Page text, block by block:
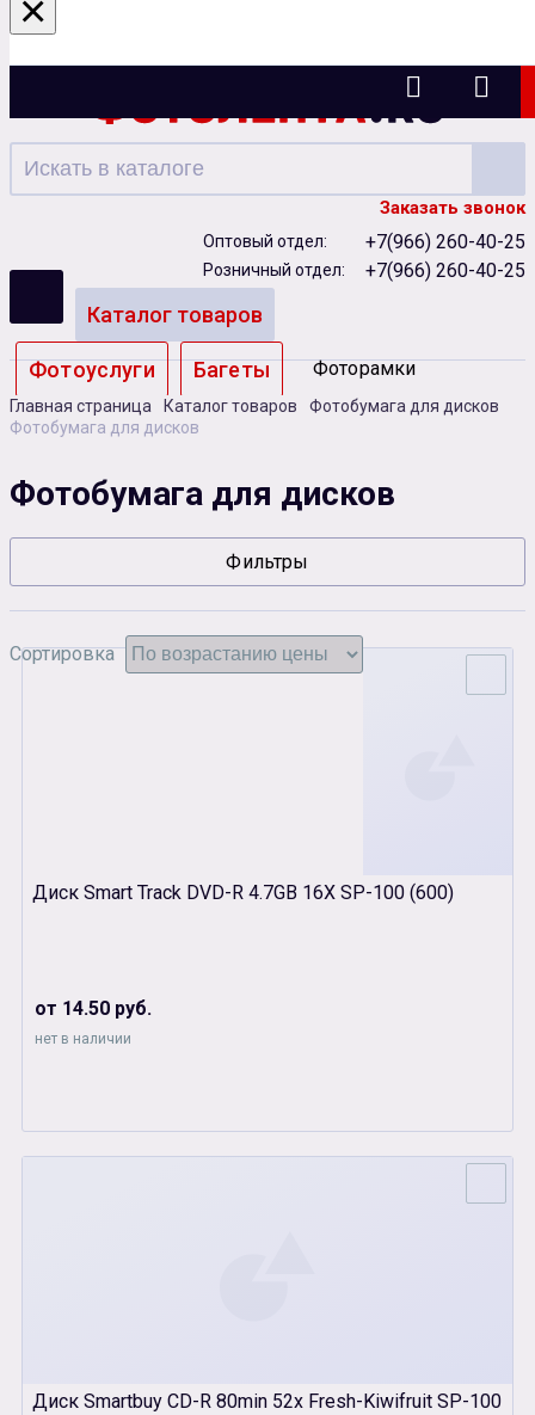
Ижевск
Заказать звонок
Оптовый отдел: +7(966) 260-40-25
Розничный отдел: +7(966) 260-40-25
Каталог товаров
Фотоуслуги Багеты Фоторамки
Альбомы
Бумага
Сувенирная продукция Зарядные устройства
Аксессуары
Главная страница Каталог товаров
Фотобумага для дисков
Фотобумага для дисков
Фотобумага для дисков
Фильтры
Сортировка
Диск Smart Track DVD-R 4.7GB 16Х SP-100 (600)
от 14.50 руб.
нет в наличии
Диск Smartbuy CD-R 80min 52x Fresh-Kiwifruit SP-100
×